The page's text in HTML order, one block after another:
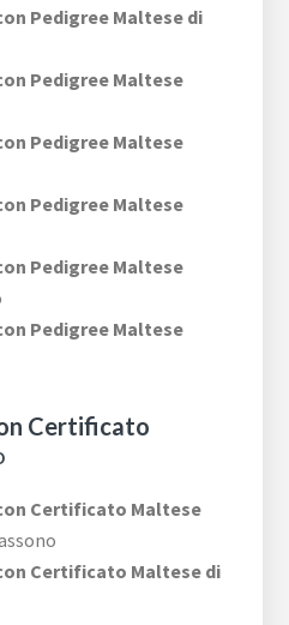
Pedigree Maltese di
Pedigree Maltese
Pedigree Maltese
Pedigree Maltese
Pedigree Maltese
Pedigree Maltese
Certificato
Certificato Maltese
Certificato Maltese di